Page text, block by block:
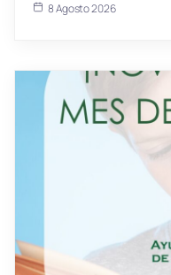
8 Agosto 2026